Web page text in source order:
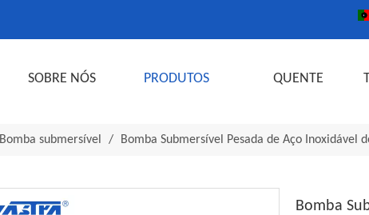
SOBRE NÓS PRODUTOS QUENTE
Bomba submersível / Bomba Submersível Pesada de Aço Inoxidável
Bomba